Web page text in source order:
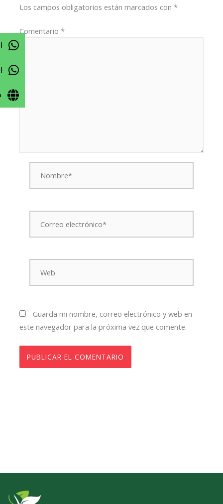
Los campos obligatorios están marcados con*
Comentario*
Nombre*
Correo
electrónico*
Web
Guarda mi nombre, correo electrónico y web en
este navegador para la próxima vez que comente.